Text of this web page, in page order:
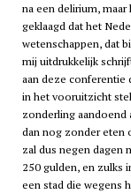
na een delirium,
geklaagd dat het
wetenschappen, dat
mij uitdrukkelijk
aan deze conferentie
in het vooruitzicht
zonderling aandoend
dan nog zonder eten
zal dus negen dagen
250 gulden, en zulks
een stad die wegens